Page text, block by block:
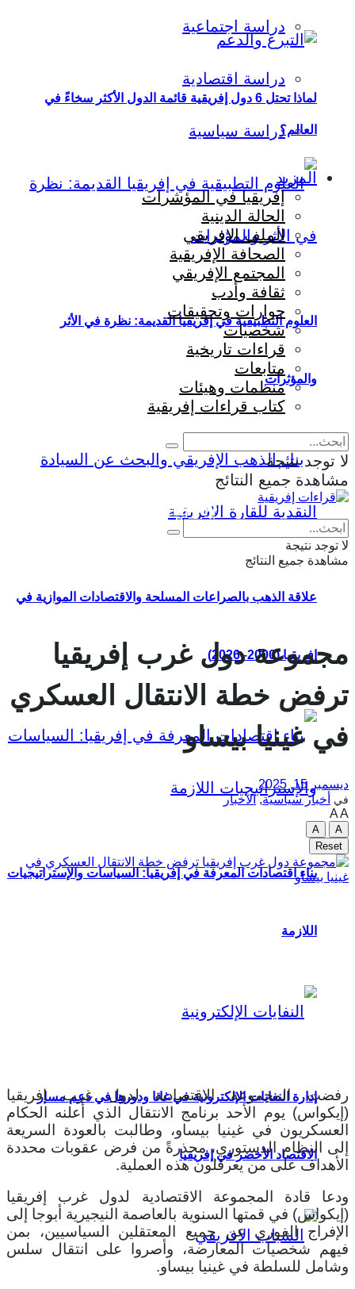
دراسة اجتماعية
دراسة اقتصادية
دراسة سياسية
العلوم التطبيقية في إفريقيا القديمة: نظرة في الأثر
والمؤثرات
علاقة الذهب بالصراعات المسلحة والاقتصادات الموازية في
إفريقيا (2000–2026)
بناء اقتصادات المعرفة في إفريقيا: السياسات والإستراتيجيات
اللازمة
إدارة النفايات الإلكترونية في غانا ودورها في دعم مسار
الاقتصاد الأخضر في إفريقيا
لماذا تحتل 6 دول إفريقية قائمة الدول الأكثر سخاءً في
العالم؟
المزيد
إفريقيا في المؤشرات
الحالة الدينية
الملف الإفريقي
الصحافة الإفريقية
المجتمع الإفريقي
ثقافة وأدب
حوارات وتحقيقات
شخصيات
قراءات تاريخية
متابعات
منظمات وهيئات
كتاب قراءات إفريقية
لا توجد نتيجة
مشاهدة جميع النتائج
Eng Fr
لا توجد نتيجة
مشاهدة جميع النتائج
مجموعة دول غرب إفريقيا
ترفض خطة الانتقال العسكري
في غينيا بيساو
ديسمبر 15, 2025
في أخبار سياسية,الأخبار
AA
A
A
Reset
رفضت المجموعة الاقتصادية لدول غرب إفريقيا
(إيكواس) يوم الأحد برنامج الانتقال الذي أعلنه الحكام
العسكريون في غينيا بيساو، وطالبت بالعودة السريعة
إلى النظام الدستوري، محذرةً من فرض عقوبات محددة
الأهداف على من يعرقلون هذه العملية.
ودعا قادة المجموعة الاقتصادية لدول غرب إفريقيا
(إيكواس) في قمتها السنوية بالعاصمة النيجيرية أبوجا إلى
الإفراج الفوري عن جميع المعتقلين السياسيين، بمن
فيهم شخصيات المعارضة، وأصروا على انتقال سلس
وشامل للسلطة في غينيا بيساو.